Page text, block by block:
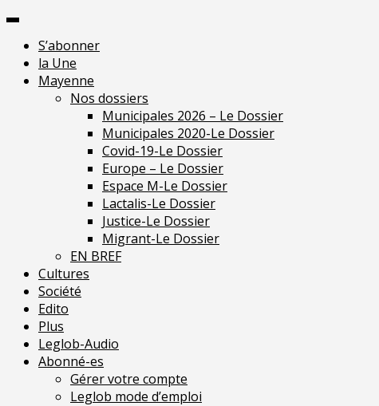
Skip
contentS’abonner
la Une
Mayenne
Nos dossiers
Municipales 2026 – Le Dossier
Municipales 2020-Le Dossier
Covid-19-Le Dossier
Europe – Le Dossier
Espace M-Le Dossier
Lactalis-Le Dossier
Justice-Le Dossier
Migrant-Le Dossier
EN BREF
Cultures
Société
Edito
Plus
Leglob-Audio
Abonné-es
Gérer votre compte
Leglob mode d’emploi